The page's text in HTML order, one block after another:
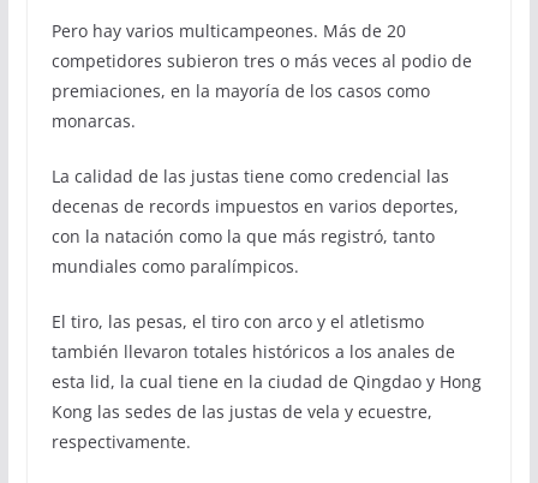
Pero hay varios multicampeones. Más de 20
competidores subieron tres o más veces al podio de
premiaciones, en la mayoría de los casos como
monarcas.
La calidad de las justas tiene como credencial las
decenas de records impuestos en varios deportes,
con la natación como la que más registró, tanto
mundiales como paralímpicos.
El tiro, las pesas, el tiro con arco y el atletismo
también llevaron totales históricos a los anales de
esta lid, la cual tiene en la ciudad de Qingdao y Hong
Kong las sedes de las justas de vela y ecuestre,
respectivamente.